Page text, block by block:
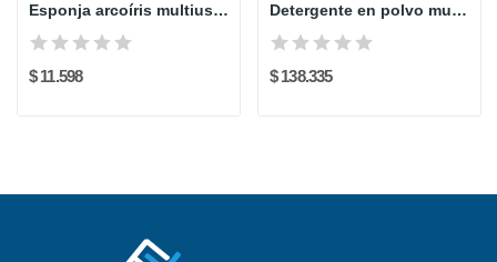
Esponja arcoíris multiuso x3 - FULLER PINTO
$ 11.598
Detergente en polvo multiusos sin aroma 20kg PQP
$ 138.335